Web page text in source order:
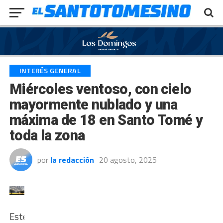
INTERÉS GENERAL
Miércoles ventoso, con cielo
mayormente nublado y una
máxima de 18 en Santo Tomé y
toda la zona
por la redacción 20 agosto, 2025
Este
Exit mobile version